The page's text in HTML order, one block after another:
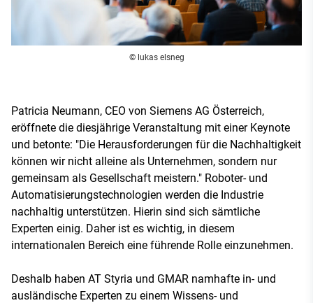
© lukas elsneg
Patricia Neumann, CEO von Siemens AG Österreich,
eröffnete die diesjährige Veranstaltung mit einer Keynote
und betonte: "Die Herausforderungen für die Nachhaltigkeit
können wir nicht alleine als Unternehmen, sondern nur
gemeinsam als Gesellschaft meistern." Roboter- und
Automatisierungstechnologien werden die Industrie
nachhaltig unterstützen. Hierin sind sich sämtliche
Experten einig. Daher ist es wichtig, in diesem
internationalen Bereich eine führende Rolle einzunehmen.
Deshalb haben AT Styria und GMAR namhafte in- und
ausländische Experten zu einem Wissens- und